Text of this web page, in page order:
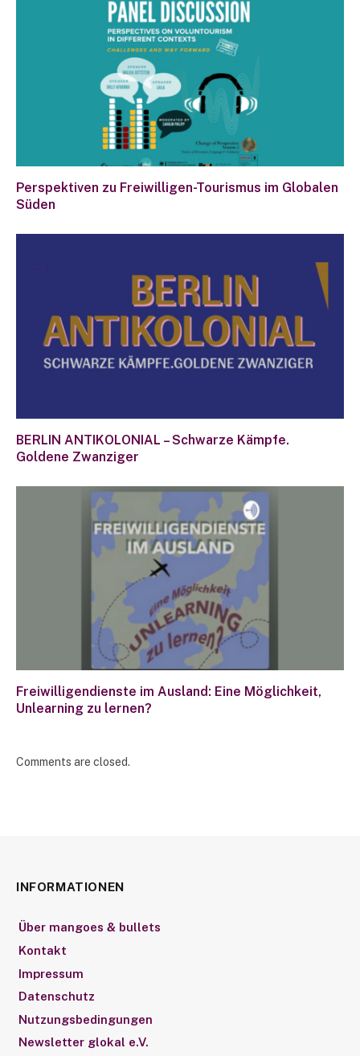
Perspektiven zu Freiwilligen-Tourismus im Globalen
Süden
BERLIN ANTIKOLONIAL – Schwarze Kämpfe.
Goldene Zwanziger
Freiwilligendienste im Ausland: Eine Möglichkeit,
Unlearning zu lernen?
Comments are closed.
INFORMATIONEN
Über mangoes & bullets
Kontakt
Impressum
Datenschutz
Nutzungsbedingungen
Newsletter glokal e.V.